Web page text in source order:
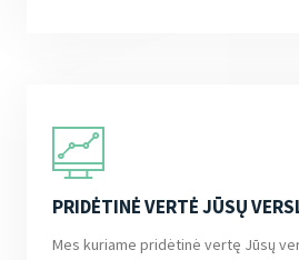
PRIDĖTINĖ VERTĖ JŪSŲ
Mes kuriame pridėtinė vertę Jūsų